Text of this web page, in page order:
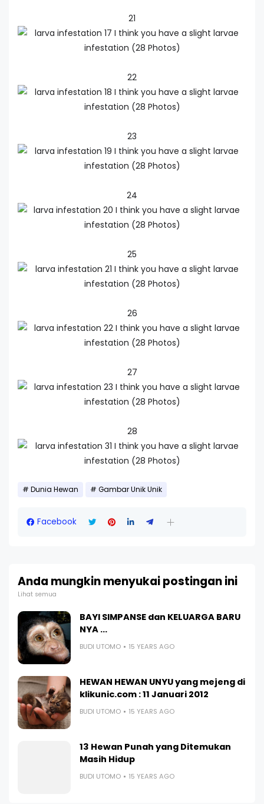
21
22
23
24
25
26
27
28
Dunia Hewan Gambar Unik Unik
Facebook
Anda mungkin menyukai postingan ini
Lihat semua
BAYI SIMPANSE dan KELUARGA BARU
NYA ...
BUDI UTOMO 15 YEARS AGO
HEWAN HEWAN UNYU yang mejeng di
klikunic.com : 11 Januari 2012
BUDI UTOMO 15 YEARS AGO
13 Hewan Punah yang Ditemukan
Masih Hidup
BUDI UTOMO 15 YEARS AGO